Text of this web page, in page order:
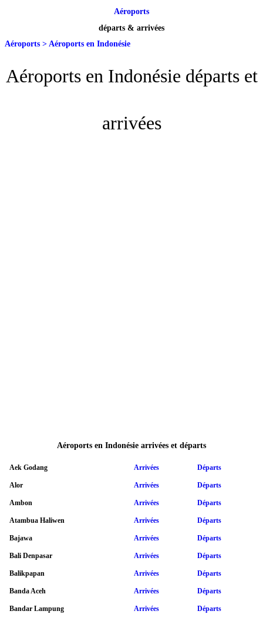
Aéroports
départs & arrivées
Aéroports > Aéroports en Indonésie
Aéroports en Indonésie départs et
arrivées
Aéroports en Indonésie arrivées et départs
Aek Godang Arrivées Départs
Alor Arrivées Départs
Ambon Arrivées Départs
Atambua Haliwen Arrivées Départs
Bajawa Arrivées Départs
Bali Denpasar Arrivées Départs
Balikpapan Arrivées Départs
Banda Aceh Arrivées Départs
Bandar Lampung Arrivées Départs